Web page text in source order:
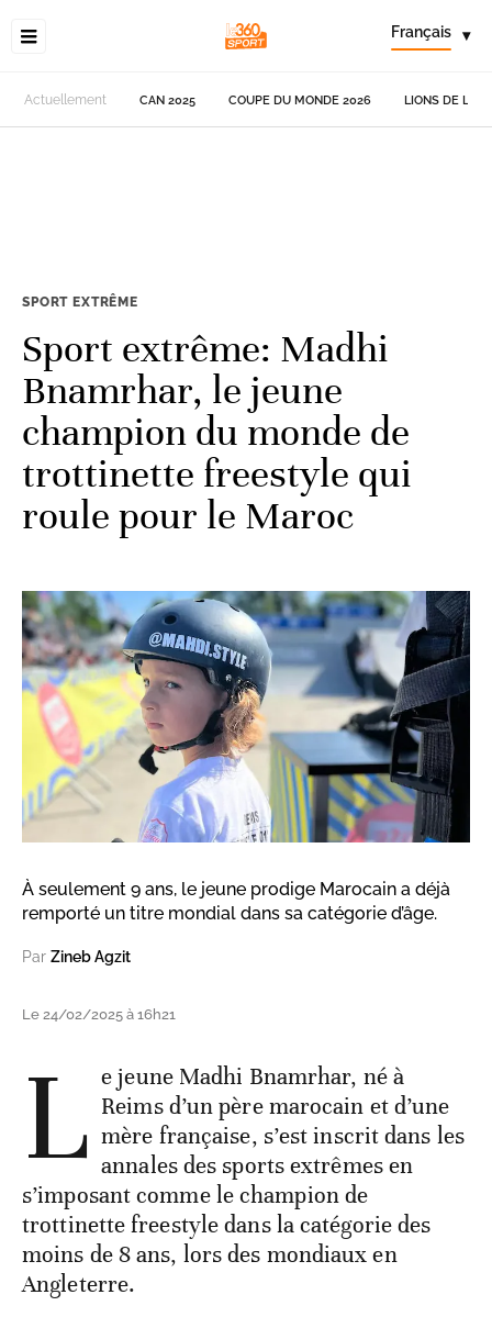
Français ▾
Actuellement CAN 2025 COUPE DU MONDE 2026 LIONS DE
SPORT EXTRÊME
Sport extrême: Madhi
Bnamrhar, le jeune
champion du monde de
trottinette freestyle qui
roule pour le Maroc
À seulement 9 ans, le jeune prodige Marocain a déjà
remporté un titre mondial dans sa catégorie d’âge.
Par Zineb Agzit
Le 24/02/2025 à 16h21
L e jeune Madhi Bnamrhar, né à
Reims d’un père marocain et d’une
mère française, s’est inscrit dans les
annales des sports extrêmes en
s’imposant comme le champion de
trottinette freestyle dans la catégorie des
moins de 8 ans, lors des mondiaux en
Angleterre.